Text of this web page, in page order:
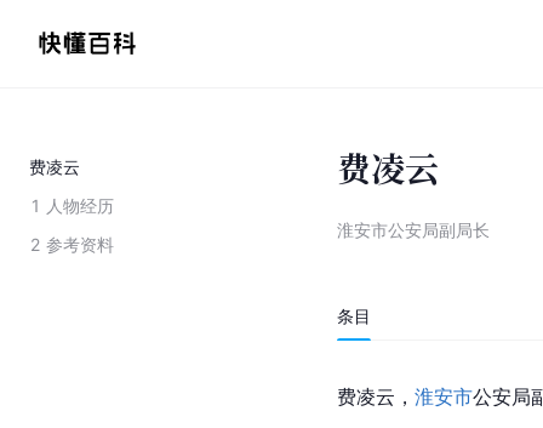
费凌云
1 人物经历
2 参考资料
费凌云
淮安市公安局副局长
条目
费凌云， 淮安市公安局